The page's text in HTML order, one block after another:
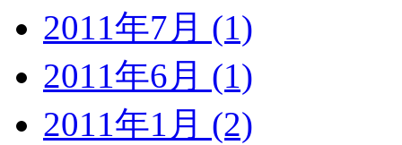
2011年7月 (1)
2011年6月 (1)
2011年1月 (2)